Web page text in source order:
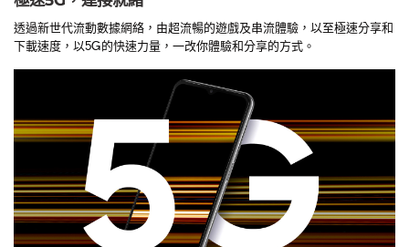
透過新世代流動數據網絡，由超流暢的遊戲及串流體驗，以至極速分享和
下載速度，以5G的快速力量，一改你體驗和分享的方式。